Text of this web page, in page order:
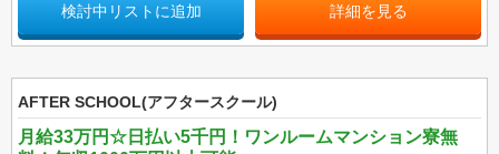
検討中リストに追加 詳細を見る
AFTER SCHOOL(アフタースクール)
月給33万円☆日払い5千円！ワンルームマンション寮無